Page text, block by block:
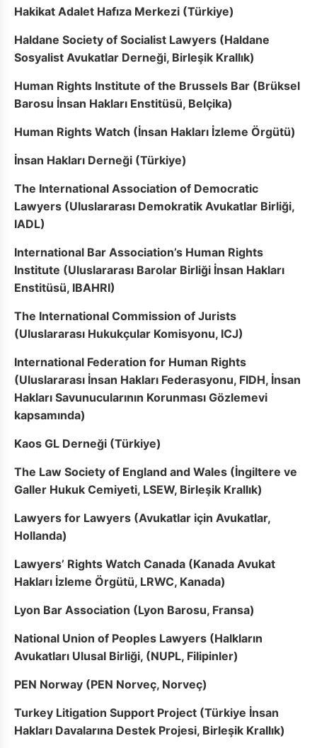
Hakikat Adalet Hafıza Merkezi (Türkiye)
Haldane Society of Socialist Lawyers (Haldane
Sosyalist Avukatlar Derneği, Birleşik Krallık)
Human Rights Institute of the Brussels Bar (Brüksel
Barosu İnsan Hakları Enstitüsü, Belçika)
Human Rights Watch (İnsan Hakları İzleme Örgütü)
İnsan Hakları Derneği (Türkiye)
The International Association of Democratic
Lawyers (Uluslararası Demokratik Avukatlar Birliği,
IADL)
International Bar Association’s Human Rights
Institute (Uluslararası Barolar Birliği İnsan Hakları
Enstitüsü, IBAHRI)
The International Commission of Jurists
(Uluslararası Hukukçular Komisyonu, ICJ)
International Federation for Human Rights
(Uluslararası İnsan Hakları Federasyonu, FIDH, İnsan
Hakları Savunucularının Korunması Gözlemevi
kapsamında)
Kaos GL Derneği (Türkiye)
The Law Society of England and Wales (İngiltere ve
Galler Hukuk Cemiyeti, LSEW, Birleşik Krallık)
Lawyers for Lawyers (Avukatlar için Avukatlar,
Hollanda)
Lawyers’ Rights Watch Canada (Kanada Avukat
Hakları İzleme Örgütü, LRWC, Kanada)
Lyon Bar Association (Lyon Barosu, Fransa)
National Union of Peoples Lawyers (Halkların
Avukatları Ulusal Birliği, (NUPL, Filipinler)
PEN Norway (PEN Norveç, Norveç)
Turkey Litigation Support Project (Türkiye İnsan
Hakları Davalarına Destek Projesi, Birleşik Krallık)